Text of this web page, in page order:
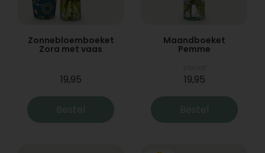
Zonnebloemboeket
Zora met vaas
19,95
Bestel
Maandboeket
Pemme
19,95
Bestel